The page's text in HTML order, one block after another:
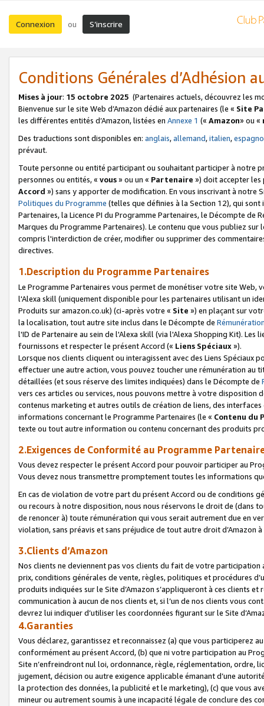
Connexion ou S’inscrire
Conditions Générales d’Adhésion
Mises à jour: 15 octobre 2025 (Partenaires actuels, découvrez les
Bienvenue sur le site Web d’Amazon dédié aux partenaires (le « Site
les différentes entités d’Amazon, listées en Annexe 1 (« Amazon» ou «
Des traductions sont disponibles en: anglais,allemand,italien,
prévaut.
Toute personne ou entité participant ou souhaitant participer à notre
personnes ou entités, « vous» ou un « Partenaire ») doit accepter les
Accord ») sans y apporter de modification. En vous inscrivant à notre
Politiques du Programme (telles que définies à la Section 12), qui
Partenaires, la Licence PI du Programme Partenaires, le Décompte de
Marques du Programme Partenaires). Le contenu que vous publiez
compris l'interdiction de créer, modifier ou supprimer des
directives.
1.Description du Programme Partenaires
Le Programme Partenaires vous permet de monétiser votre site Web,
l'Alexa skill (uniquement disponible pour les partenaires utilisant un
Produits sur amazon.co.uk) (ci-après votre « Site ») en plaçant sur
la localisation, tout autre site inclus dans le Décompte de
l'ID de Partenaire au sein de l'Alexa skill (via l'Alexa Shopping Kit).
fournissons et respecter le présent Accord (« Liens Spéciaux»).
Lorsque nos clients cliquent ou interagissent avec des Liens Spéciaux
effectuer une autre action, vous pouvez toucher une rémunération
détaillées (et sous réserve des limites indiquées) dans le Décompte de
vers ces articles ou services, nous pouvons mettre à votre disposition
contenus marketing et autres outils de création de liens, des
informations concernant le Programme Partenaires (le « Contenu du
texte ou tout autre information ou contenu concernant des produits
2.Exigences de Conformité au Programme
Vous devez respecter le présent Accord pour pouvoir participer au
Vous devez nous transmettre promptement toutes les informations
En cas de violation de votre part du présent Accord ou de conditions
ou recours à notre disposition, nous nous réservons le droit de (dans
de renoncer à) toute rémunération qui vous serait autrement due en
violation, sans préavis et sans préjudice de tout autre droit
3.Clients d’Amazon
Nos clients ne deviennent pas vos clients du fait de votre
prix, conditions générales de vente, règles, politiques et procédures
produits indiquées sur le Site d’Amazon s’appliqueront à ces clients
communication à aucun de nos clients et, si l’un de nos clients vous
devrez lui indiquer d’utiliser les coordonnées figurant sur le Site
4.Garanties
Vous déclarez, garantissez et reconnaissez (a) que vous participerez
conformément au présent Accord, (b) que ni votre participation au
Site n’enfreindront nul loi, ordonnance, règle, réglementation, ordre,
jugement, décision ou autre exigence applicable émanant d’une
la protection des données, la publicité et le marketing), (c) que vous
mineur ou autrement soumis à une incapacité légale de conclure des